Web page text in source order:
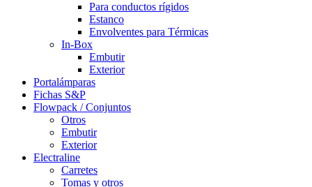
Para conductos rígidos
Estanco
Envolventes para Térmicas
In-Box
Embutir
Exterior
Portalámparas
Fichas S&P
Flowpack / Conjuntos
Otros
Embutir
Exterior
Electraline
Carretes
Tomas y otros